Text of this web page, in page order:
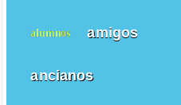
alumnos amigos
ancianos